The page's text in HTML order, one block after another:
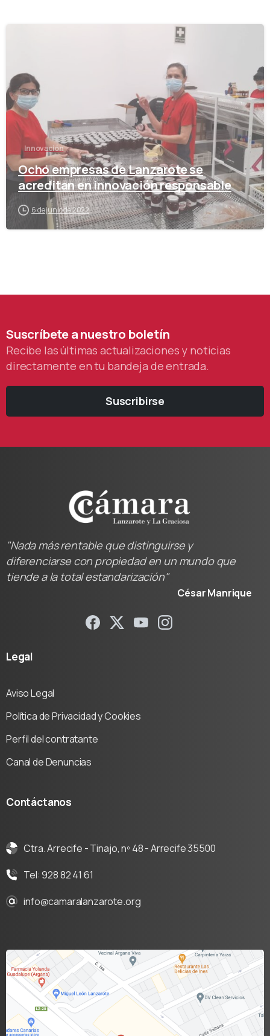
Innovación
Ocho empresas de Lanzarote se
acreditan en innovación responsable
6 de junio de 2022
Suscríbeteanuestro boletín
Recibe las últimas actualizaciones y noticias
directamente en tu bandeja de entrada.
Suscribirse
"Nada más rentable que distinguirse y
diferenciarse con propiedad en un mundo que
tiende a la total estandarización"
César Manrique
Legal
Aviso Legal
Política de Privacidad y Cookies
Perfil del contratante
Canal de Denuncias
Contáctanos
Ctra. Arrecife - Tinajo, nº 48 - Arrecife 35500
Tel: 928 82 41 61
info@camaralanzarote.org